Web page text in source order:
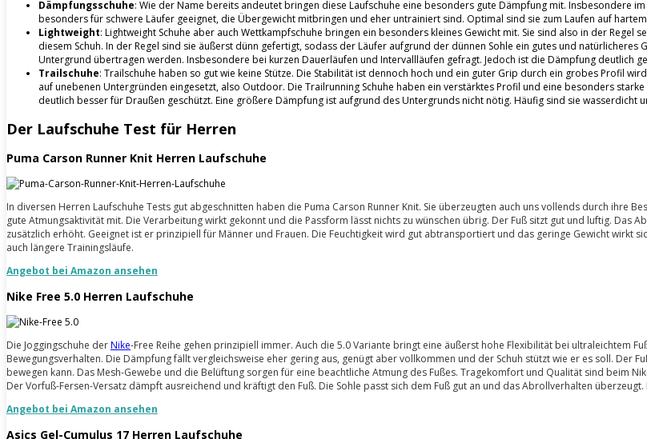
Dämpfungsschuhe: Wie der Name bereits andeutet bringen diese Laufschuhe eine besonders gute Dämpfung mit. Insbesondere
besonders für schwere Läufer geeignet, die Übergewicht mitbringen und eher untrainiert sind. Optimal sind sie zum Laufen auf
Lightweight: Lightweight Schuhe aber auch Wettkampfschuhe bringen ein besonders kleines Gewicht mit. Sie sind also in der
diesem Schuh. In der Regel sind sie äußerst dünn gefertigt, sodass der Läufer aufgrund der dünnen Sohle ein gutes und
Untergrund übertragen werden. Insbesondere bei kurzen Dauerläufen und Intervallläufen gefragt. Jedoch ist die Dämpfung deutlich
Trailschuhe: Trailschuhe haben so gut wie keine Stütze. Die Stabilität ist dennoch hoch und ein guter Grip durch ein grobes Profil
auf unebenen Untergründen eingesetzt, also Outdoor. Die Trailrunning Schuhe haben ein verstärktes Profil und eine besonders
deutlich besser für Draußen geschützt. Eine größere Dämpfung ist aufgrund des Untergrunds nicht nötig. Häufig sind sie wasserdicht
Der Laufschuhe Test für Herren
Puma Carson Runner Knit Herren Laufschuhe
In diversen Herren Laufschuhe Tests gut abgeschnitten haben die Puma Carson Runner Knit. Sie überzeugten auch uns vollends durch ihre
gute Atmungsaktivität mit. Die Verarbeitung wirkt gekonnt und die Passform lässt nichts zu wünschen übrig. Der Fuß sitzt gut und luftig. Das
zusätzlich erhöht. Geeignet ist er prinzipiell für Männer und Frauen. Die Feuchtigkeit wird gut abtransportiert und das geringe Gewicht wirkt
auch längere Trainingsläufe.
Angebot bei Amazon ansehen
Nike Free 5.0 Herren Laufschuhe
Die Joggingschuhe derNike-Free Reihe gehen prinzipiell immer. Auch die 5.0 Variante bringt eine äußerst hohe Flexibilität bei ultraleichtem
Bewegungsverhalten. Die Dämpfung fällt vergleichsweise eher gering aus, genügt aber vollkommen und der Schuh stützt wie er es soll. Der
bewegen kann. Das Mesh-Gewebe und die Belüftung sorgen für eine beachtliche Atmung des Fußes. Tragekomfort und Qualität sind beim
Der Vorfuß-Fersen-Versatz dämpft ausreichend und kräftigt den Fuß. Die Sohle passt sich dem Fuß gut an und das Abrollverhalten
Angebot bei Amazon ansehen
Asics Gel-Cumulus 17 Herren Laufschuhe